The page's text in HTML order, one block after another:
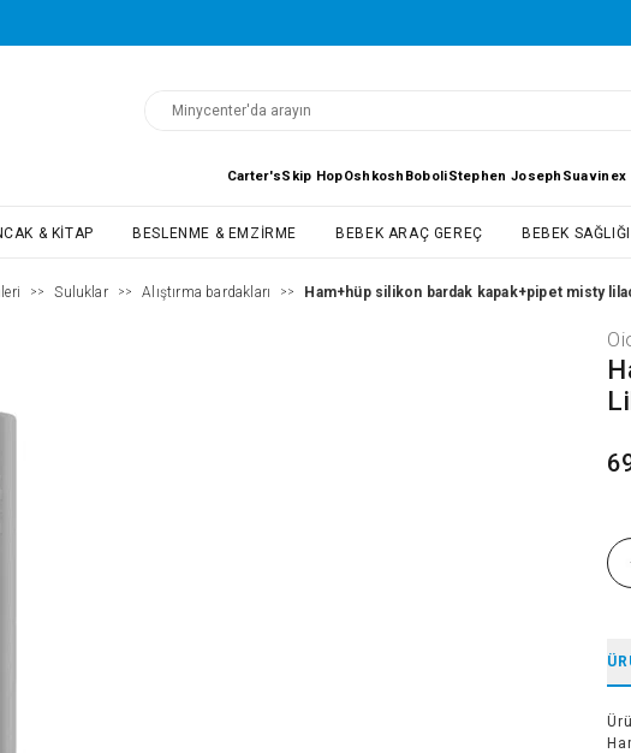
Carter'sSkip HopOshkosh BoboliStephen Joseph Suavinex
& KITAP BESLENME & EMZIRME BEBEK ARAÇ GEREÇ BEBEK
>> Suluklar >> Alıştırma bardakları >> Ham+hüp silikon bardak kapak+pipet misty